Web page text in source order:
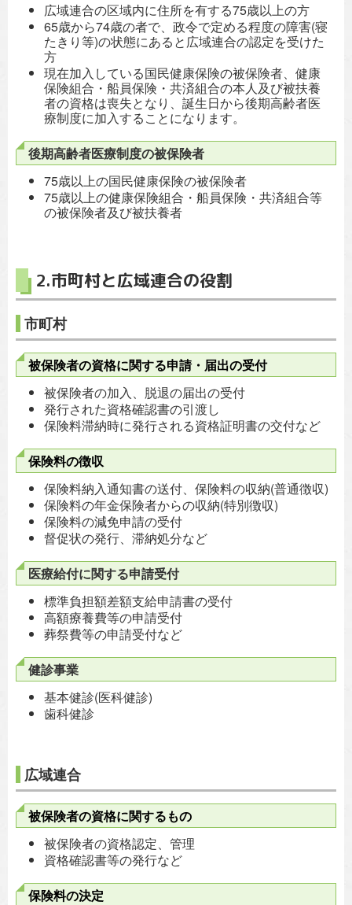
広域連合の区域内に住所を有する75歳以上の方
65歳から74歳の者で、政令で定める程度の障害(寝
たきり等)の状態にあると広域連合の認定を受けた
方
現在加入している国民健康保険の被保険者、健康
保険組合・船員保険・共済組合の本人及び被扶養
者の資格は喪失となり、誕生日から後期高齢者医
療制度に加入することになります。
後期高齢者医療制度の被保険者
75歳以上の国民健康保険の被保険者
75歳以上の健康保険組合・船員保険・共済組合等
の被保険者及び被扶養者
2.市町村と広域連合の役割
市町村
被保険者の資格に関する申請・届出の受付
被保険者の加入、脱退の届出の受付
発行された資格確認書の引渡し
保険料滞納時に発行される資格証明書の交付など
保険料の徴収
保険料納入通知書の送付、保険料の収納(普通徴収)
保険料の年金保険者からの収納(特別徴収)
保険料の減免申請の受付
督促状の発行、滞納処分など
医療給付に関する申請受付
標準負担額差額支給申請書の受付
高額療養費等の申請受付
葬祭費等の申請受付など
健診事業
基本健診(医科健診)
歯科健診
広域連合
被保険者の資格に関するもの
被保険者の資格認定、管理
資格確認書等の発行など
保険料の決定